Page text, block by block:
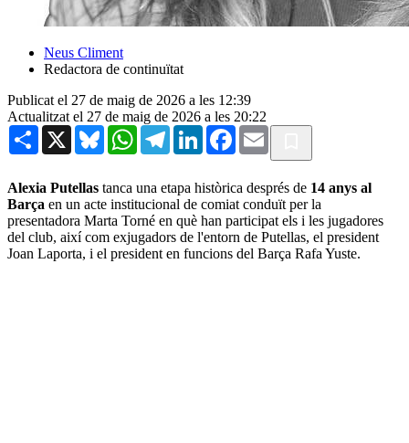
Neus Climent
Redactora de continuïtat
Publicat el 27 de maig de 2026 a les 12:39
Actualitzat el 27 de maig de 2026 a les 20:22
Share X BlueskyWhatsAppTelegramLinkedInFacebook
Email
Alexia Putellas tanca una etapa històrica després de 14 anys al
Barça en un acte institucional de comiat conduït per la
presentadora Marta Torné en què han participat els i les jugadores
del club, així com exjugadors de l'entorn de Putellas, el president
Joan Laporta, i el president en funcions del Barça Rafa Yuste.